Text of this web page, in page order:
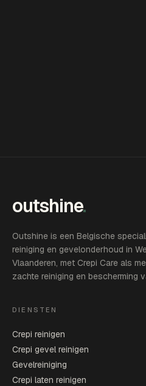
outshine.
Outshine is een Belgische
reiniging en gevelonderhoud in
Vlaanderen, met Crepi Care als
zachte reiniging en bescherming
DIENSTEN
Crepi reinigen
Crepi gevel reinigen
Gevelreiniging
Crepi laten reinigen